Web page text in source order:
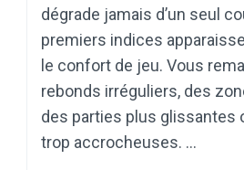
dégrade jamais d’un seul
premiers indices
le confort de jeu. Vous
rebonds irréguliers, des
des parties plus glissantes
trop accrocheuses. …